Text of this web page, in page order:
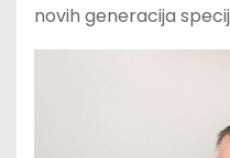
novih generacija